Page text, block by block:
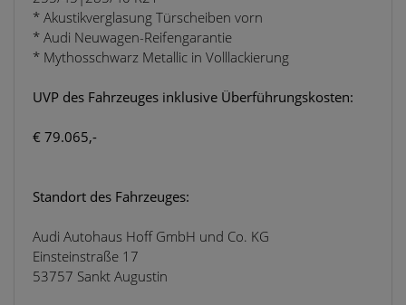
* Akustikverglasung Türscheiben vorn
* Audi Neuwagen-Reifengarantie
* Mythosschwarz Metallic in Volllackierung
UVP des Fahrzeuges inklusive Überführungskosten:
€ 79.065,-
Standort des Fahrzeuges:
Audi Autohaus Hoff GmbH und Co. KG
Einsteinstraße 17
53757 Sankt Augustin